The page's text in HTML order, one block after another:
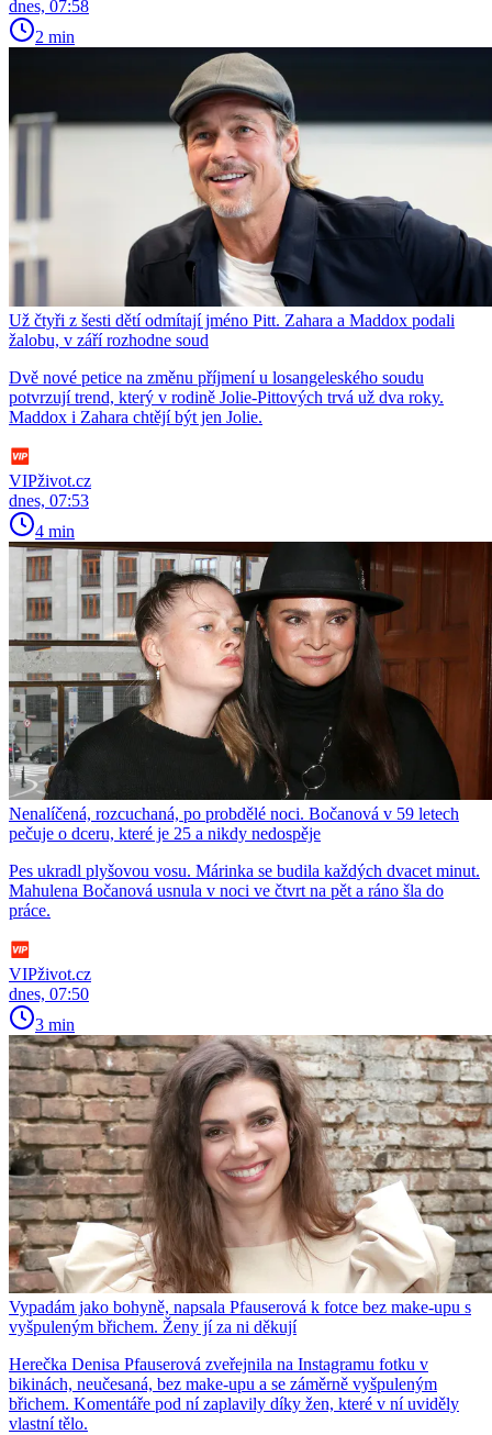
dnes, 07:58
2 min
Už čtyři z šesti dětí odmítají jméno Pitt. Zahara a Maddox podali
žalobu, v září rozhodne soud
Dvě nové petice na změnu příjmení u losangeleského soudu
potvrzují trend, který v rodině Jolie-Pittových trvá už dva roky.
Maddox i Zahara chtějí být jen Jolie.
VIPživot.cz
dnes, 07:53
4 min
Nenalíčená, rozcuchaná, po probdělé noci. Bočanová v 59 letech
pečuje o dceru, které je 25 a nikdy nedospěje
Pes ukradl plyšovou vosu. Márinka se budila každých dvacet minut.
Mahulena Bočanová usnula v noci ve čtvrt na pět a ráno šla do
práce.
VIPživot.cz
dnes, 07:50
3 min
Vypadám jako bohyně, napsala Pfauserová k fotce bez make-upu s
vyšpuleným břichem. Ženy jí za ni děkují
Herečka Denisa Pfauserová zveřejnila na Instagramu fotku v
bikinách, neučesaná, bez make-upu a se záměrně vyšpuleným
břichem. Komentáře pod ní zaplavily díky žen, které v ní uviděly
vlastní tělo.